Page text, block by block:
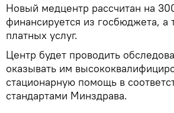
Новый медцентр рассчитан на
финансируется из госбюджета, а
платных услуг.
Центр будет проводить
оказывать им
стационарную помощь в
стандартами Минздрава.